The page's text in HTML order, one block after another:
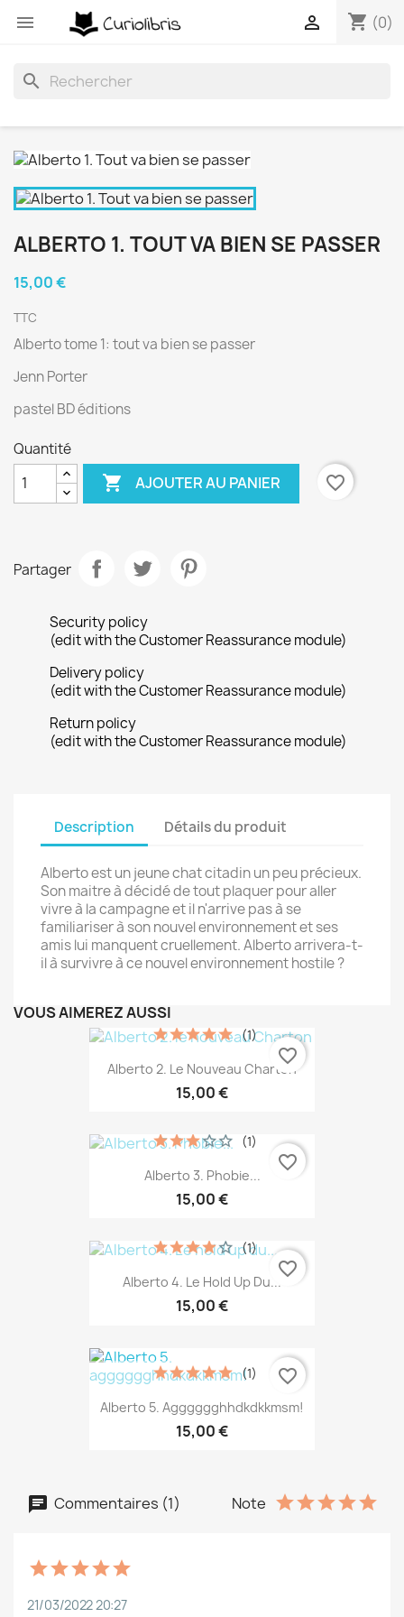
 shopping_cart (0)

search
ALBERTO 1. TOUT VA BIEN SE PASSER
15,00 €
TTC
Alberto tome 1: tout va bien se passer
Jenn Porter
pastel BD éditions
Quantité
 AJOUTER AU PANIER favorite_border
Partager
Security policy
(edit with the Customer Reassurance module)
Delivery policy
(edit with the Customer Reassurance module)
Return policy
(edit with the Customer Reassurance module)
Description Détails du produit
Alberto est un jeune chat citadin un peu précieux.
Son maitre à décidé de tout plaquer pour aller
vivre à la campagne et il n'arrive pas à se
familiariser à son nouvel environnement et ses
amis lui manquent cruellement. Alberto arrivera-t-
il à survivre à ce nouvel environnement hostile ?
VOUS AIMEREZ AUSSI
Alberto 2. Le Nouveau Charton
15,00 €
(1)
favorite_border
Alberto 3. Phobie...
15,00 €
(1)
favorite_border
Alberto 4. Le Hold Up Du...
15,00 €
(1)
favorite_border
Alberto 5. Agggggghhdkdkkmsm!
15,00 €
(1) favorite_border
Commentaires (1) Note
21/03/2022 20:27